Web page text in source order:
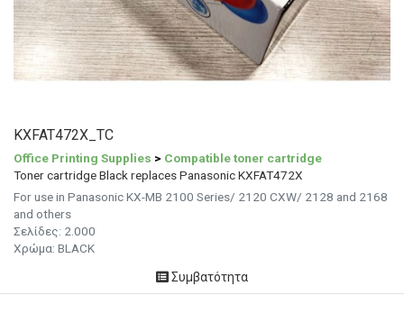
KXFAT472X_TC
Office Printing Supplies > Compatible toner cartridge
Toner cartridge Black replaces Panasonic KXFAT472X
For use in Panasonic KX-MB 2100 Series/ 2120 CXW/ 2128 and 2168
and others
Σελίδες: 2.000
Χρώμα: BLACK
Συμβατότητα